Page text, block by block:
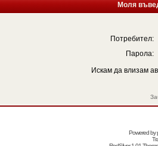
Моля
Потребител:
Парола:
Искам да влизам
Powered by